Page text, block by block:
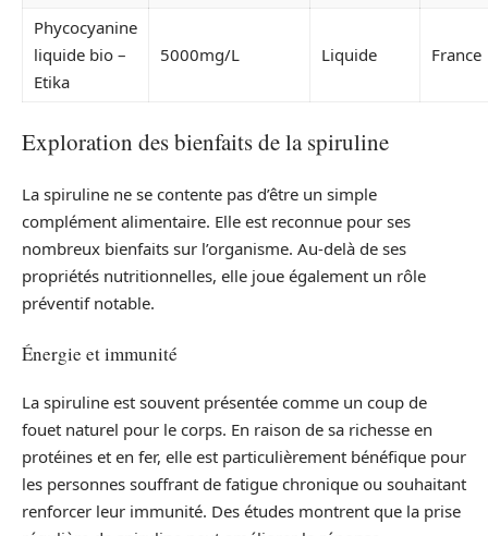
Phycocyanine
liquide bio –
Etika
5000mg/L Liquide France
Exploration des bienfaits de la spiruline
La spiruline ne se contente pas d’être un simple
complément alimentaire. Elle est reconnue pour ses
nombreux bienfaits sur l’organisme. Au-delà de ses
propriétés nutritionnelles, elle joue également un rôle
préventif notable.
Énergie et immunité
La spiruline est souvent présentée comme un coup de
fouet naturel pour le corps. En raison de sa richesse en
protéines et en fer, elle est particulièrement bénéfique pour
les personnes souffrant de fatigue chronique ou souhaitant
renforcer leur immunité. Des études montrent que la prise